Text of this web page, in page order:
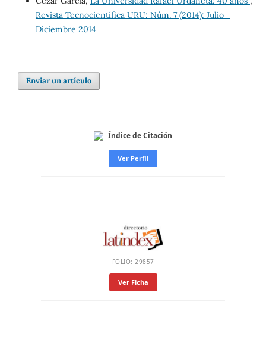
Revista Tecnocientífica URU: Núm. 7 (2014): Julio -
Diciembre 2014
Enviar un artículo
Índice de Citación
Ver Perfil
FOLIO: 29857
Ver Ficha